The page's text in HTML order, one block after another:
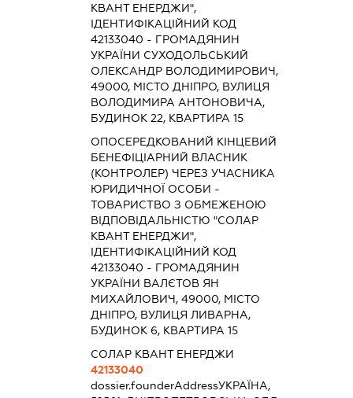
КВАНТ ЕНЕРДЖИ",
ІДЕНТИФІКАЦІЙНИЙ КОД
42133040 - ГРОМАДЯНИН
УКРАЇНИ СУХОДОЛЬСЬКИЙ
ОЛЕКСАНДР ВОЛОДИМИРОВИЧ,
49000, МІСТО ДНІПРО, ВУЛИЦЯ
ВОЛОДИМИРА АНТОНОВИЧА,
БУДИНОК 22, КВАРТИРА 15
ОПОСЕРЕДКОВАНИЙ КІНЦЕВИЙ
БЕНЕФІЦІАРНИЙ ВЛАСНИК
(КОНТРОЛЕР) ЧЕРЕЗ УЧАСНИКА
ЮРИДИЧНОЇ ОСОБИ -
ТОВАРИСТВО З ОБМЕЖЕНОЮ
ВІДПОВІДАЛЬНІСТЮ "СОЛАР
КВАНТ ЕНЕРДЖИ",
ІДЕНТИФІКАЦІЙНИЙ КОД
42133040 - ГРОМАДЯНИН
УКРАЇНИ ВАЛЄТОВ ЯН
МИХАЙЛОВИЧ, 49000, МІСТО
ДНІПРО, ВУЛИЦЯ ЛИВАРНА,
БУДИНОК 6, КВАРТИРА 15
СОЛАР КВАНТ ЕНЕРДЖИ
42133040
dossier.founderAddressУКРАЇНА,